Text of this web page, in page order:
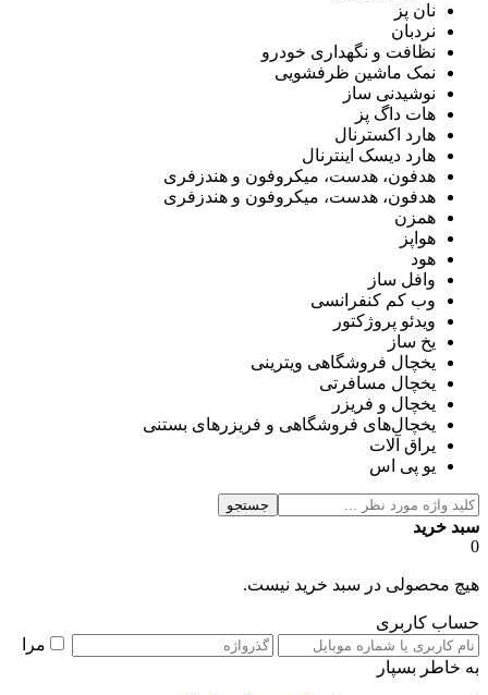
نان پز
نردبان
نظافت و نگهداری خودرو
نمک ماشین ظرفشویی
نوشیدنی ساز
هات داگ پز
هارد اکسترنال
هارد دیسک اینترنال
هدفون، هدست، میکروفون و هندزفری
هدفون، هدست، میکروفون و هندزفری
همزن
هواپز
هود
وافل ساز
وب کم کنفرانسی
ویدئو پروژکتور
یخ ساز
یخچال فروشگاهی ویترینی
یخچال مسافرتی
یخچال و فریزر
یخچال‌های فروشگاهی و فریزرهای بستنی
یراق آلات
یو پی اس
جستجو
سبد خرید
0
هیچ محصولی در سبد خرید نیست.
حساب کاربری
مرا
به خاطر بسپار